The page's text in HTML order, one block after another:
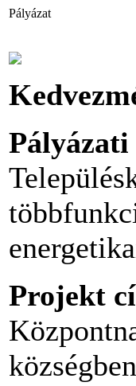
Pályázat
Pályázati
Projekt